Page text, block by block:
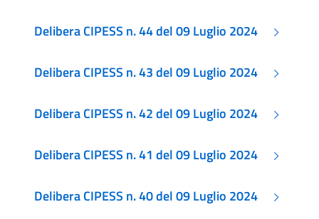
Delibera CIPESS n. 44 del 09 Luglio 2024
Delibera CIPESS n. 43 del 09 Luglio 2024
Delibera CIPESS n. 42 del 09 Luglio 2024
Delibera CIPESS n. 41 del 09 Luglio 2024
Delibera CIPESS n. 40 del 09 Luglio 2024